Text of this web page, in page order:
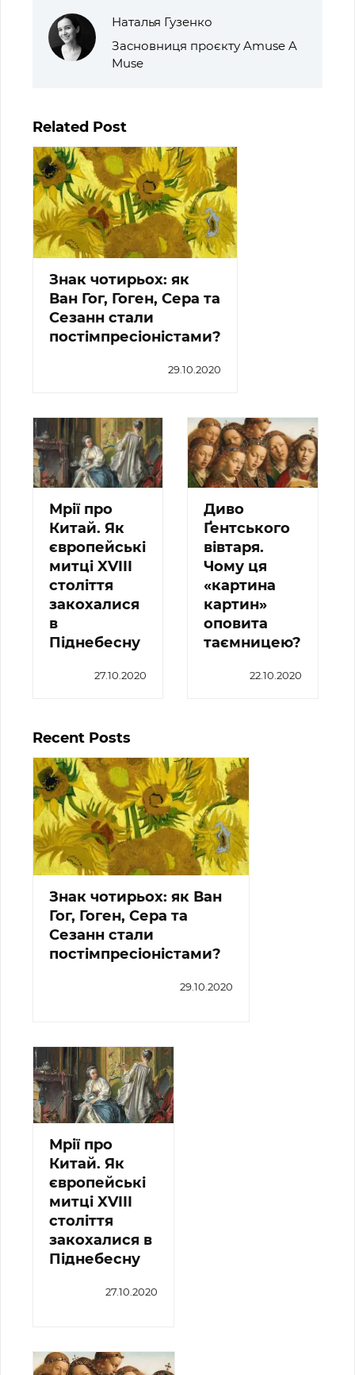
Наталья Гузенко
Засновниця проєкту Amuse A
Muse
Related Post
Знак чотирьох: як
Ван Гог, Гоген, Сера та
Сезанн стали
постімпресіоністами?
29.10.2020
Мрії про
Китай. Як
європейські
митці XVIII
століття
закохалися
в
Піднебесну
27.10.2020
Диво
Ґентського
вівтаря.
Чому ця
«картина
картин»
оповита
таємницею?
22.10.2020
Recent Posts
Знак чотирьох: як Ван
Гог, Гоген, Сера та
Сезанн стали
постімпресіоністами?
29.10.2020
Мрії про
Китай. Як
європейські
митці XVIII
століття
закохалися в
Піднебесну
27.10.2020